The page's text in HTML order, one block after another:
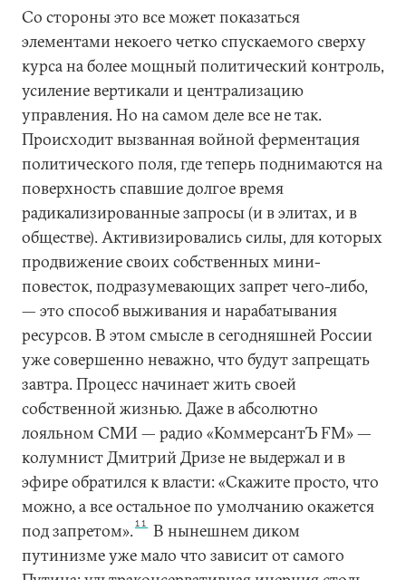
Со стороны это все может показаться
элементами некоего четко спускаемого сверху
курса на более мощный политический контроль,
усиление вертикали и централизацию
управления. Но на самом деле все не так.
Происходит вызванная войной ферментация
политического поля, где теперь поднимаются на
поверхность спавшие долгое время
радикализированные запросы (и в элитах, и в
обществе). Активизировались силы, для которых
продвижение своих собственных мини-
повесток, подразумевающих запрет чего-либо,
— это способ выживания и нарабатывания
ресурсов. В этом смысле в сегодняшней России
уже совершенно неважно, что будут запрещать
завтра. Процесс начинает жить своей
собственной жизнью. Даже в абсолютно
лояльном СМИ — радио «КоммерсантЪ FM» —
колумнист Дмитрий Дризе не выдержал и в
эфире обратился к власти: «Скажите просто, что
можно, а все остальное по умолчанию окажется
под запретом».11
В нынешнем диком
путинизме уже мало что зависит от самого